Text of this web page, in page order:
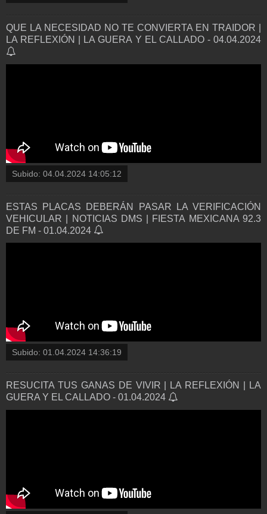
QUE LA NECESIDAD NO TE CONVIERTA EN TRAIDOR |
LA REFLEXIÓN | LA GUERA Y EL CALLADO - 04.04.2024
Subido: 04.04.2024 14:05:12
ESTAS PLACAS DEBERÁN PASAR LA VERIFICACIÓN
VEHICULAR | NOTICIAS DMS | FIESTA MEXICANA 92.3
DE FM - 01.04.2024
Subido: 01.04.2024 14:36:19
RESUCITA TUS GANAS DE VIVIR | LA REFLEXIÓN | LA
GUERA Y EL CALLADO - 01.04.2024